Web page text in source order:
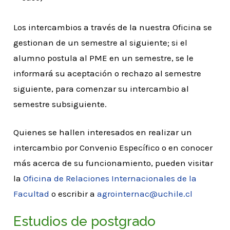
Los intercambios a través de la nuestra Oficina se
gestionan de un semestre al siguiente; si el
alumno postula al PME en un semestre, se le
informará su aceptación o rechazo al semestre
siguiente, para comenzar su intercambio al
semestre subsiguiente.
Quienes se hallen interesados en realizar un
intercambio por Convenio Específico o en conocer
más acerca de su funcionamiento, pueden visitar
laOficina de Relaciones Internacionales de la
Facultad o escribir aagrointernac@uchile.cl
Estudios de postgrado